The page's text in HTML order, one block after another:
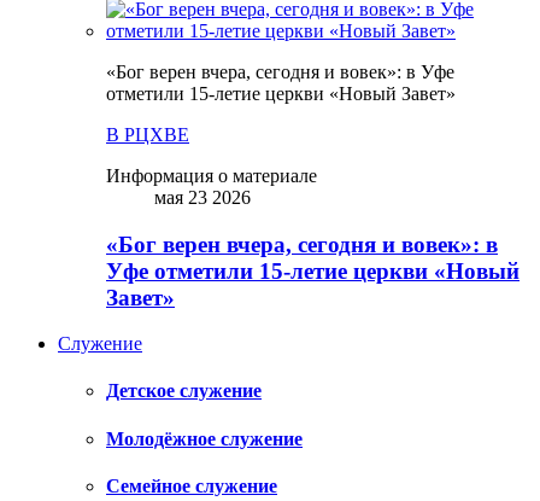
«Бог верен вчера, сегодня и вовек»: в Уфе
отметили 15-летие церкви «Новый Завет»
В РЦХВЕ
Информация о материале
мая 23 2026
«Бог верен вчера, сегодня и вовек»: в
Уфе отметили 15-летие церкви «Новый
Завет»
Служение
Детское служение
Молодёжное служение
Семейное служение